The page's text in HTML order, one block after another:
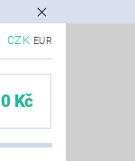
CZK EUR
0 Kč